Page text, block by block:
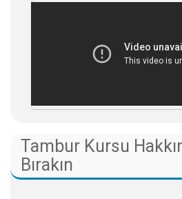
Tambur Kursu
Bırakın